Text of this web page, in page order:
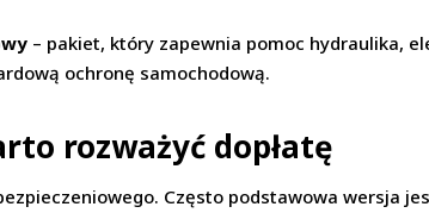
– pakiet, który zapewnia pomoc hydraulika,
ochronę samochodową.
rozważyć dopłatę
Często podstawowa wersja